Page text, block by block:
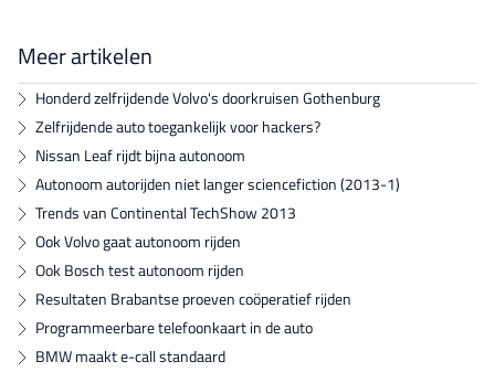
Meer artikelen
Honderd zelfrijdende Volvo's doorkruisen Gothenburg
Zelfrijdende auto toegankelijk voor hackers?
Nissan Leaf rijdt bijna autonoom
Autonoom autorijden niet langer sciencefiction (2013-1)
Trends van Continental TechShow 2013
Ook Volvo gaat autonoom rijden
Ook Bosch test autonoom rijden
Resultaten Brabantse proeven coöperatief rijden
Programmeerbare telefoonkaart in de auto
BMW maakt e-call standaard